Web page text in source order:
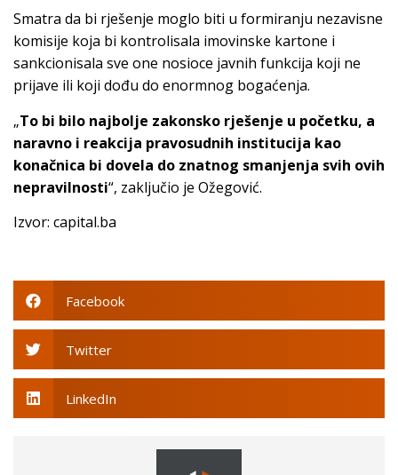
Smatra da bi rješenje moglo biti u formiranju nezavisne
komisije koja bi kontrolisala imovinske kartone i
sankcionisala sve one nosioce javnih funkcija koji ne
prijave ili koji dođu do enormnog bogaćenja.
„To bi bilo najbolje zakonsko rješenje u početku, a
naravno i reakcija pravosudnih institucija kao
konačnica bi dovela do znatnog smanjenja svih ovih
nepravilnosti“, zaključio je Ožegović.
Izvor: capital.ba
Facebook
Twitter
LinkedIn